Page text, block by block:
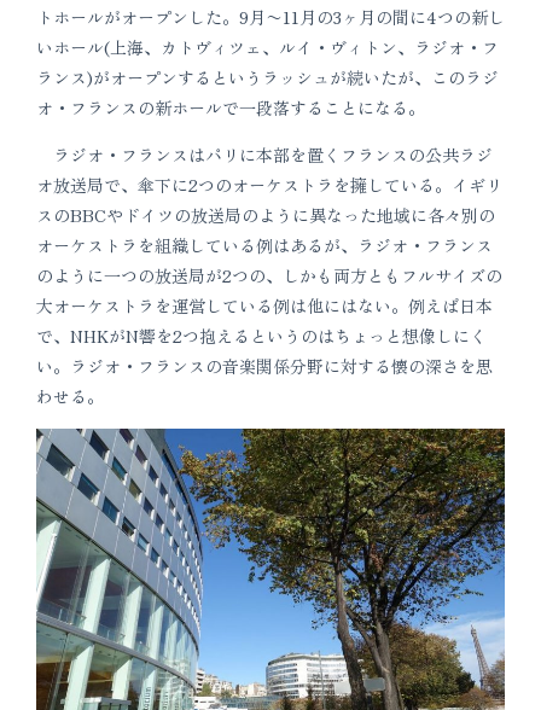
トホールがオープンした。9月〜11月の3ヶ月の間に4つの新し
いホール(上海、カトヴィツェ、ルイ・ヴィトン、ラジオ・フ
ランス)がオープンするというラッシュが続いたが、このラジ
オ・フランスの新ホールで一段落することになる。
ラジオ・フランスはパリに本部を置くフランスの公共ラジ
オ放送局で、傘下に2つのオーケストラを擁している。イギリ
スのBBCやドイツの放送局のように異なった地域に各々別の
オーケストラを組織している例はあるが、ラジオ・フランス
のように一つの放送局が2つの、しかも両方ともフルサイズの
大オーケストラを運営している例は他にはない。例えば日本
で、NHKがN響を2つ抱えるというのはちょっと想像しにく
い。ラジオ・フランスの音楽関係分野に対する懐の深さを思
わせる。